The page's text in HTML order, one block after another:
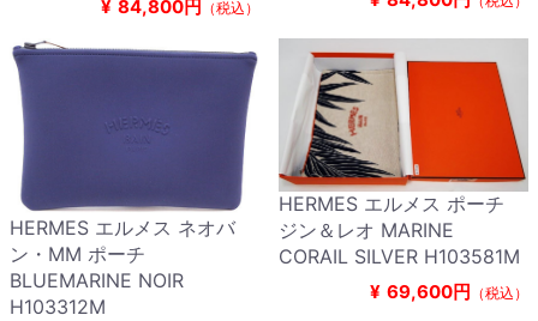
¥ 84,800円 （税込）
HERMES エルメス ネオバ
ン・MM ポーチ
BLUEMARINE NOIR
H103312M
HERMES エルメス ポーチ
ジン＆レオ MARINE
CORAIL SILVER H103581M
¥ 69,600円 （税込）